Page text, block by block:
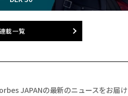
載一覧
JAPANの最新のニュースをお届